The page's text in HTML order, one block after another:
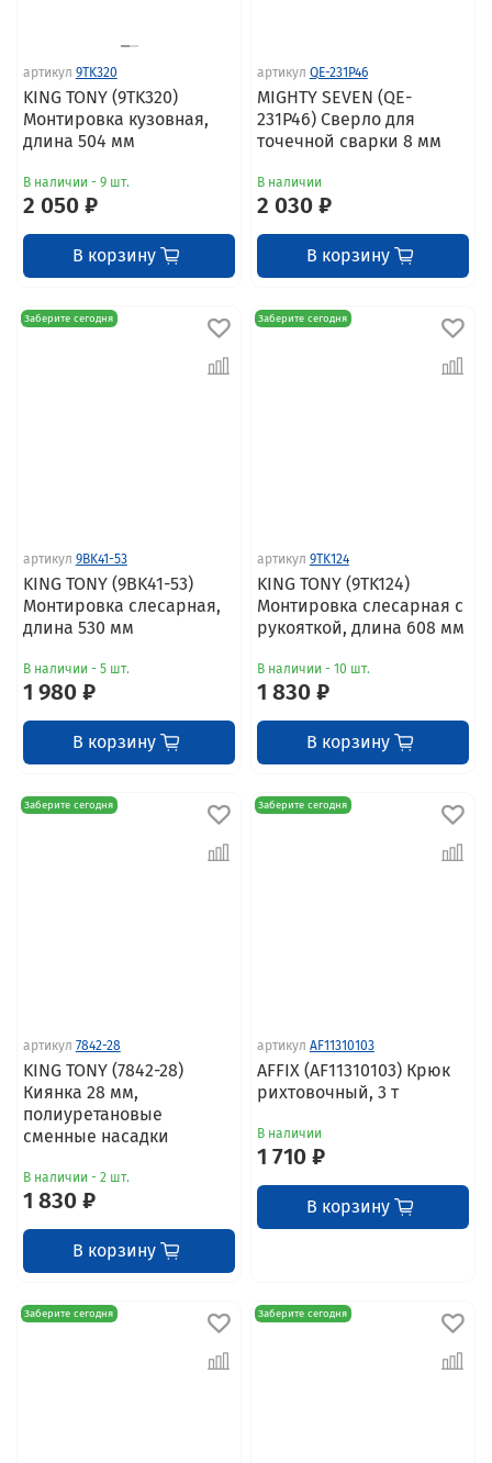
артикул 9TK320
KING TONY (9TK320)
Монтировка кузовная,
длина 504 мм
В наличии - 9 шт.
2 050 ₽
В корзину
артикул QE-231P46
MIGHTY SEVEN (QE-
231P46) Сверло для
точечной сварки 8 мм
В наличии
2 030 ₽
В корзину
Заберите сегодня
артикул 9BK41-53
KING TONY (9BK41-53)
Монтировка слесарная,
длина 530 мм
В наличии - 5 шт.
1 980 ₽
В корзину
Заберите сегодня
артикул 9TK124
KING TONY (9TK124)
Монтировка слесарная с
рукояткой, длина 608 мм
В наличии - 10 шт.
1 830 ₽
В корзину
Заберите сегодня
артикул 7842-28
KING TONY (7842-28)
Киянка 28 мм,
полиуретановые
сменные насадки
В наличии - 2 шт.
1 830 ₽
В корзину
Заберите сегодня
артикул AF11310103
AFFIX (AF11310103) Крюк
рихтовочный, 3 т
В наличии
1 710 ₽
В корзину
Заберите сегодня Заберите сегодня